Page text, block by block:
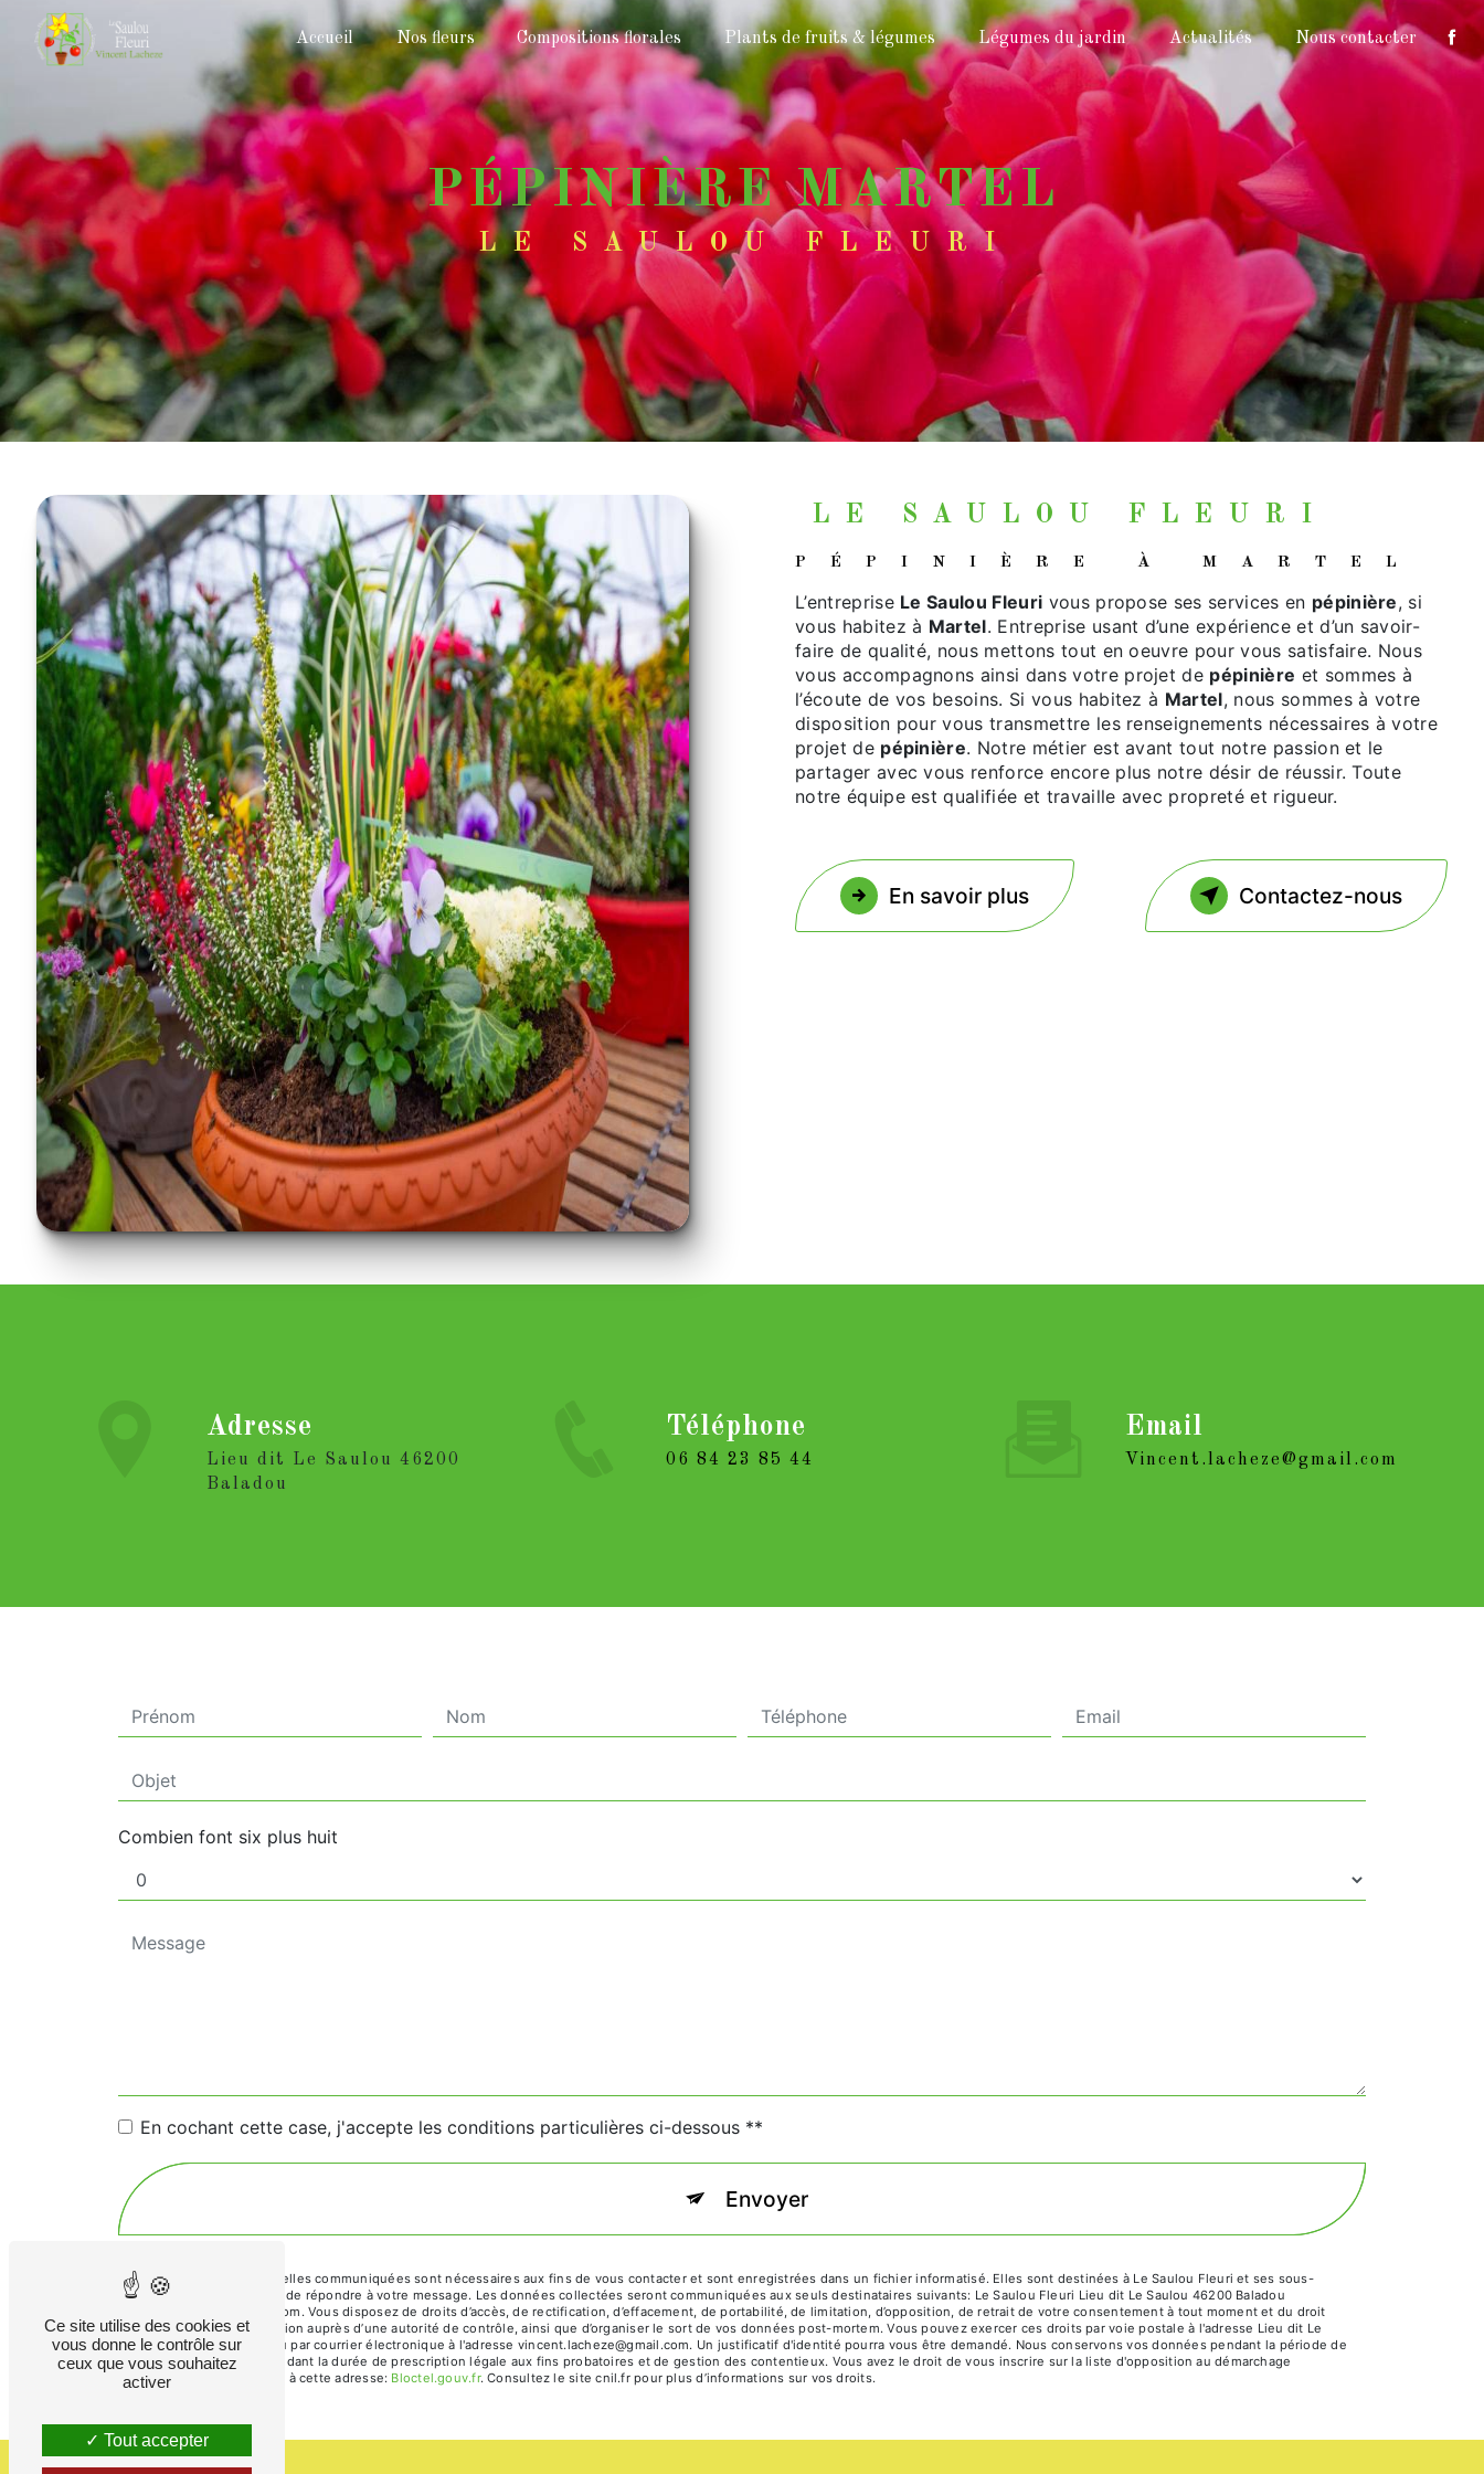
Accueil Nos fleurs Compositions florales Plants de fruits & légumes Légumes du jardin Actualités Nous contacter
PÉPINIÈRE MARTEL
LE SAULOU FLEURI
LE SAULOU FLEURI
PÉPINIÈRE À MARTEL
L’entreprise Le Saulou Fleuri vous propose ses services en pépinière, si
vous habitez à Martel. Entreprise usant d’une expérience et d’un savoir-
faire de qualité, nous mettons tout en oeuvre pour vous satisfaire. Nous
vous accompagnons ainsi dans votre projet de pépinière et sommes à
l’écoute de vos besoins. Si vous habitez à Martel, nous sommes à votre
disposition pour vous transmettre les renseignements nécessaires à votre
projet de pépinière. Notre métier est avant tout notre passion et le
partager avec vous renforce encore plus notre désir de réussir. Toute
notre équipe est qualifiée et travaille avec propreté et rigueur.
En savoir plus Contactez-nous
Adresse
Lieu dit Le Saulou 46200
Baladou
Téléphone
06 84 23 85 44
Email
vincent.lacheze@gmail.com
Combien font six plus huit
En cochant cette case, j'accepte les conditions particulières ci-dessous **
Envoyer
** Les données personnelles communiquées sont nécessaires aux fins de vous contacter et sont enregistrées dans un fichier informatisé. Elles sont destinées à Le Saulou Fleuri et ses sous-
traitants dans le seul but de répondre à votre message. Les données collectées seront communiquées aux seuls destinataires suivants: Le Saulou Fleuri Lieu dit Le Saulou 46200 Baladou
vincent.lacheze@gmail.com. Vous disposez de droits d’accès, de rectification, d’effacement, de portabilité, de limitation, d’opposition, de retrait de votre consentement à tout moment et du droit
d’introduire une réclamation auprès d’une autorité de contrôle, ainsi que d’organiser le sort de vos données post-mortem. Vous pouvez exercer ces droits par voie postale à l'adresse Lieu dit Le
Saulou 46200 Baladou ou par courrier électronique à l'adresse vincent.lacheze@gmail.com. Un justificatif d'identité pourra vous être demandé. Nous conservons vos données pendant la période de
prise de contact puis pendant la durée de prescription légale aux fins probatoires et de gestion des contentieux. Vous avez le droit de vous inscrire sur la liste d'opposition au démarchage
téléphonique, disponible à cette adresse:
Bloctel.gouv.fr. Consultez le site cnil.fr pour plus d’informations sur vos droits.
Panneau de gestion des cookies
Ce site utilise des cookies et
vous donne le contrôle sur
ceux que vous souhaitez
activer
Tout accepter